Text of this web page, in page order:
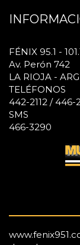
FÉNIX 95.1 -
Av. Perón 742
LA RIOJA -
TELÉFONOS
442-2112 /
SMS
466-3290